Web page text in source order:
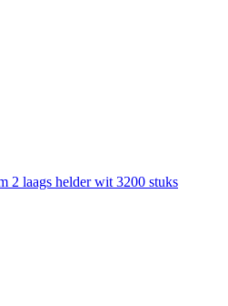
2 laags helder wit 3200 stuks